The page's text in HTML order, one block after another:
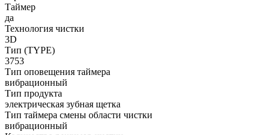
Таймер
да
Технология чистки
3D
Тип (TYPE)
3753
Тип оповещения таймера
вибрационный
Тип продукта
электрическая зубная щетка
Тип таймера смены области чистки
вибрационный